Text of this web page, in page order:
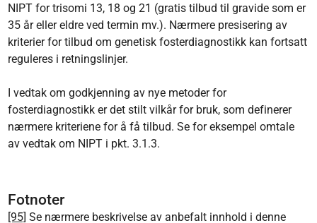
NIPT for trisomi 13, 18 og 21 (gratis tilbud til gravide som er
35 år eller eldre ved termin mv.). Nærmere presisering av
kriterier for tilbud om genetisk fosterdiagnostikk kan fortsatt
reguleres i retningslinjer.
I vedtak om godkjenning av nye metoder for
fosterdiagnostikk er det stilt vilkår for bruk, som definerer
nærmere kriteriene for å få tilbud. Se for eksempel omtale
av vedtak om NIPT i pkt. 3.1.3.
Fotnoter
[95] Se nærmere beskrivelse av anbefalt innhold i denne